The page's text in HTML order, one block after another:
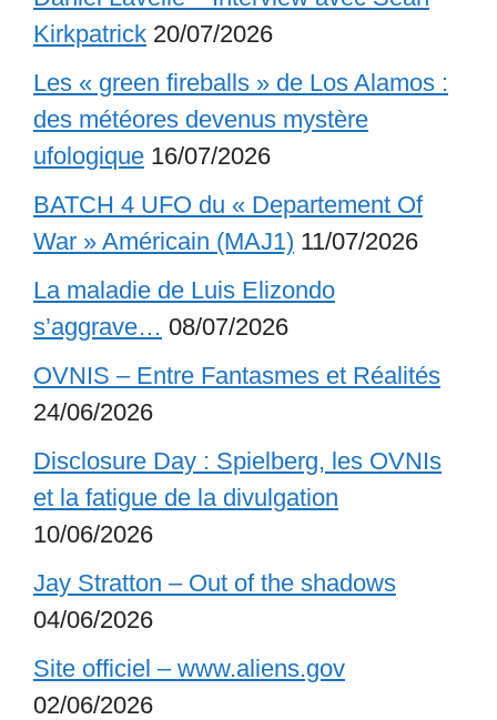
Kirkpatrick 20/07/2026
Les « green fireballs » de Los Alamos :
des météores devenus mystère
ufologique 16/07/2026
BATCH 4 UFO du « Departement Of
War » Américain (MAJ1) 11/07/2026
La maladie de Luis Elizondo
s’aggrave… 08/07/2026
OVNIS – Entre Fantasmes et Réalités
24/06/2026
Disclosure Day : Spielberg, les OVNIs
et la fatigue de la divulgation
10/06/2026
Jay Stratton – Out of the shadows
04/06/2026
Site officiel – www.aliens.gov
02/06/2026